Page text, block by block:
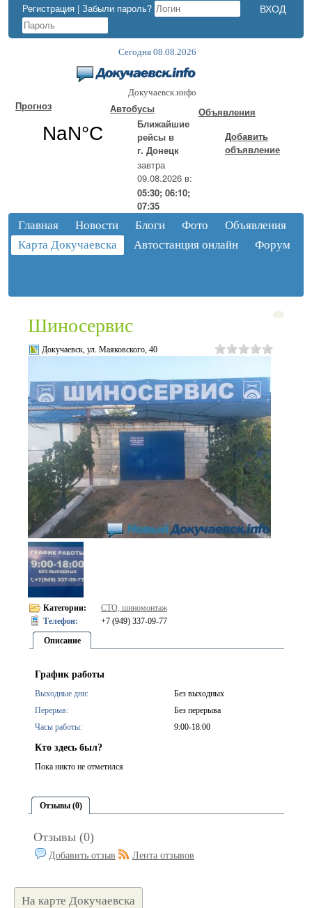
Регистрация | Забыли пароль?
Сегодня 08.08.2026
Докучаевск.инфо
Прогноз
Автобусы
Ближайшие
рейсы в
г. Донецк
завтра
09.08.2026 в:
05:30; 06:10;
07:35
Объявления
Добавить
объявление
Главная Новости Блоги Фото
Объявления
Карта Докучаевска
Автостанция онлайн Форум
Шиносервис
Докучаевск, ул. Маяковского, 40
Категории:
СТО, шиномонтаж
Телефон:
+7 (949) 337-09-77
Описание
График работы
Выходные дни:
Без выходных
Перерыв:
Без перерыва
Часы работы:
9:00-18:00
Кто здесь был?
Пока никто не отметился
Отзывы (0)
Отзывы (0)
Добавить отзыв Лента отзывов
На карте Докучаевска